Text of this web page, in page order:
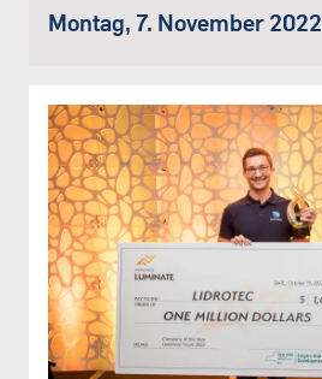
Montag, 7. November 2022